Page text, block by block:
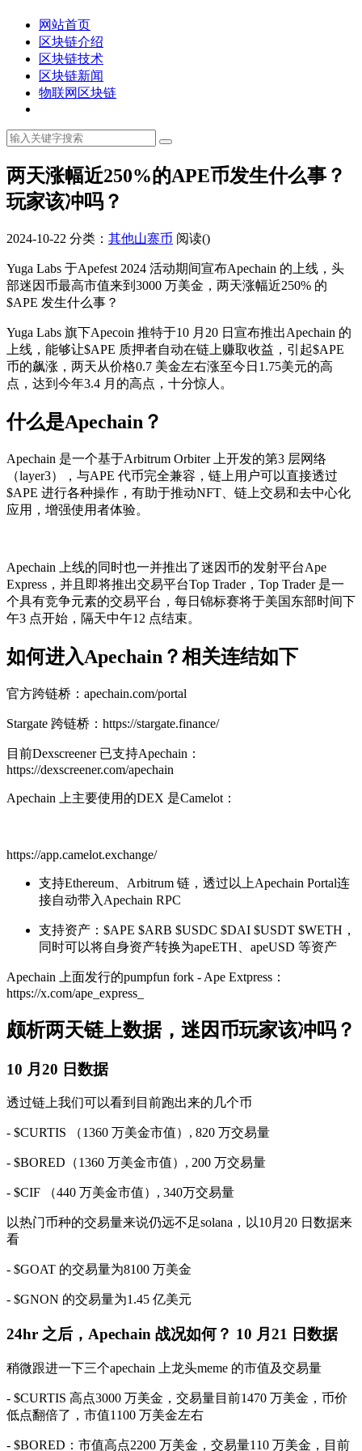
网站首页
区块链介绍
区块链技术
区块链新闻
物联网区块链
两天涨幅近250%的APE币发生什么事？
玩家该冲吗？
2024-10-22 分类： 其他山寨币 阅读()
Yuga Labs 于Apefest 2024 活动期间宣布Apechain 的上线，头
部迷因币最高市值来到3000 万美金，两天涨幅近250% 的
$APE 发生什么事？
Yuga Labs 旗下Apecoin 推特于10 月20 日宣布推出Apechain 的
上线，能够让$APE 质押者自动在链上赚取收益，引起$APE
币的飙涨，两天从价格0.7 美金左右涨至今日1.75美元的高
点，达到今年3.4 月的高点，十分惊人。
什么是Apechain？
Apechain 是一个基于Arbitrum Orbiter 上开发的第3 层网络
（layer3），与APE 代币完全兼容，链上用户可以直接透过
$APE 进行各种操作，有助于推动NFT、链上交易和去中心化
应用，增强使用者体验。
Apechain 上线的同时也一并推出了迷因币的发射平台Ape
Express，并且即将推出交易平台Top Trader，Top Trader 是一
个具有竞争元素的交易平台，每日锦标赛将于美国东部时间下
午3 点开始，隔天中午12 点结束。
如何进入Apechain？相关连结如下
官方跨链桥：apechain.com/portal
Stargate 跨链桥：https://stargate.finance/
目前Dexscreener 已支持Apechain：
https://dexscreener.com/apechain
Apechain 上主要使用的DEX 是Camelot：
https://app.camelot.exchange/
支持Ethereum、Arbitrum 链，透过以上Apechain Portal连
接自动带入Apechain RPC
支持资产：$APE $ARB $USDC $DAI $USDT $WETH，
同时可以将自身资产转换为apeETH、apeUSD 等资产
Apechain 上面发行的pumpfun fork - Ape Extpress：
https://x.com/ape_express_
颇析两天链上数据，迷因币玩家该冲吗？
10 月20 日数据
透过链上我们可以看到目前跑出来的几个币
- $CURTIS （1360 万美金市值）, 820 万交易量
- $BORED（1360 万美金市值）, 200 万交易量
- $CIF （440 万美金市值）, 340万交易量
以热门币种的交易量来说仍远不足solana，以10月20 日数据来
看
- $GOAT 的交易量为8100 万美金
- $GNON 的交易量为1.45 亿美元
24hr 之后，Apechain 战况如何？ 10 月21 日数据
稍微跟进一下三个apechain 上龙头meme 的市值及交易量
- $CURTIS 高点3000 万美金，交易量目前1470 万美金，币价
低点翻倍了，市值1100 万美金左右
- $BORED：市值高点2200 万美金，交易量110 万美金，目前